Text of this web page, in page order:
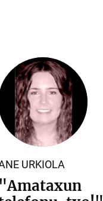
URKIOLA
"Amataxun